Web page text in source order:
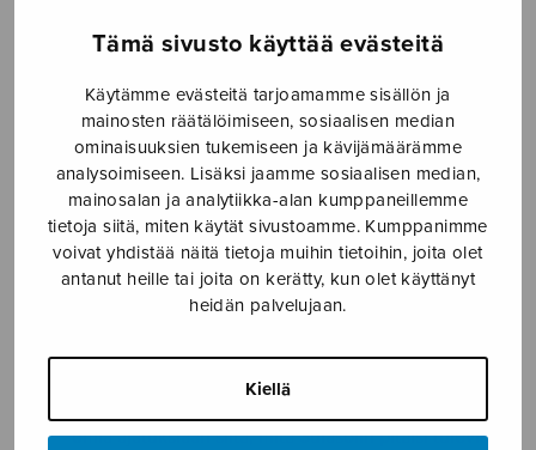
Tämä sivusto käyttää evästeitä
Käytämme evästeitä tarjoamamme sisällön ja
mainosten räätälöimiseen, sosiaalisen median
ominaisuuksien tukemiseen ja kävijämäärämme
analysoimiseen. Lisäksi jaamme sosiaalisen median,
mainosalan ja analytiikka-alan kumppaneillemme
tietoja siitä, miten käytät sivustoamme. Kumppanimme
voivat yhdistää näitä tietoja muihin tietoihin, joita olet
antanut heille tai joita on kerätty, kun olet käyttänyt
heidän palvelujaan.
Kiellä
Puntaroinnin tuottama lauselma toimitetaan
2028 toimintasuunnitelman valmistelua varten.
Toimintasuunnitelma esitetään liittokokouksen
hyväksyttäväksi marraskuussa 2026. Sulasol tulee
raportoimaan osallistujille ja jäsenistölleen, miten
puntaroinnin tuottamaa lauselmaa on hyödynnetty
toimintasuunnitelman valmistelussa.
Miksi kannattaa osallistua?
Paneeliin osallistujat pääsevät
omia ajatuksiaan siitä, mitä Sulasolin pitäisi tulevina